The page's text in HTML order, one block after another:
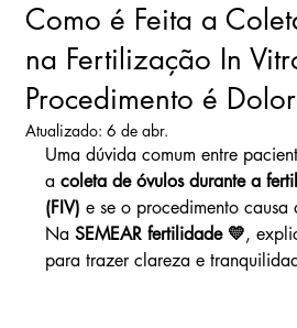
Como é Feita a
na Fertilização In
Procedimento é
Atualizado: 6 de abr.
Uma dúvida comum entre
a coleta de óvulos durante a
(FIV) e se o procedimento causa
Na SEMEAR fertilidade 💛,
para trazer clareza e